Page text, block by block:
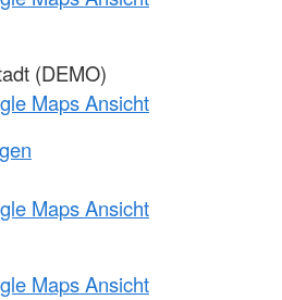
(DEMO)
Maps Ansicht
Maps Ansicht
Maps Ansicht